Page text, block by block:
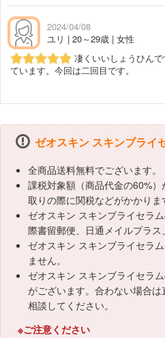
2024/04/08
ユリ | 20～29歳 | 女性
凄くいいしょうひん
ています。今回は二回目です。
ゼオスキン スキンブライ
全商品送料無料でございます。
課税対象額（商品代金の60%
取りの際に関税などがかかりま
ゼオスキン スキンブライセラ
際書留郵便、日通メイルプラス
ゼオスキン スキンブライセラ
ません。
ゼオスキン スキンブライセラ
がございます。合わない場合
相談してください。
※ご注意ください